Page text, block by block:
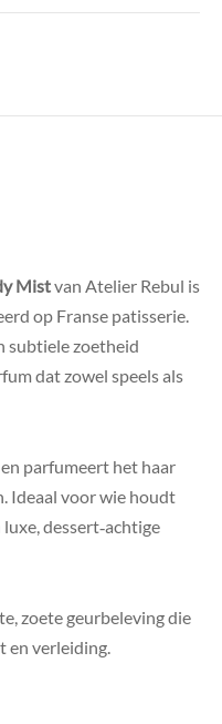
Mistvan Atelier Rebul is
op Franse patisserie.
subtiele zoetheid
dat zowel speels als
parfumeert het haar
Ideaal voor wie houdt
dessert‑achtige
zoete geurbeleving die
en verleiding.